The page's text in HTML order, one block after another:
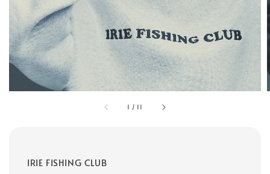
1 / 11
IRIE FISHING CLUB